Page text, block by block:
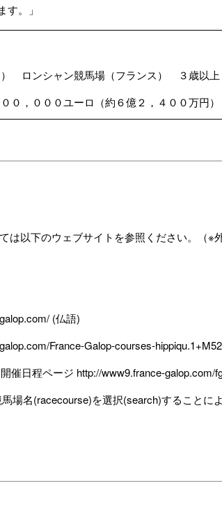
す。」
） ロンシャン競馬場（フランス） ３歳以
０，０００ユーロ（約６億２，４００万円）
は以下のウェブサイトを参照ください。（※
(仏語)
France-Galop-courses-
催日程ページ http://www9.france-galop.com/
場名(racecourse)を選択(search)することに